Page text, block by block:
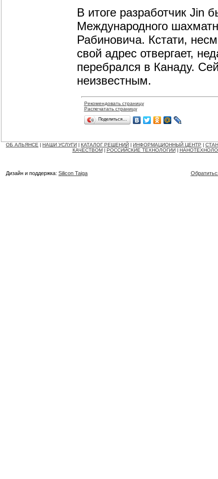
В итоге разработчик Jin
Международного
Рабиновича. Кстати,
свой адрес отвергает,
перебрался в Канаду.
неизвестным.
Рекомендовать страницу
Распечатать страницу
Поделиться…
ОБ АЛЬЯНСЕ НАШИ УСЛУГИ КАТАЛОГ РЕШЕНИЙ ИНФОРМАЦИОННЫЙ ЦЕНТР
КАЧЕСТВОМ
РОССИЙСКИЕ ТЕХНОЛОГИИ
Дизайн и поддержка: Silicon Taiga